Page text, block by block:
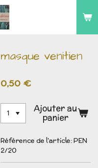
masque venitien
0,50 €
Ajouter au
panier
Référence de l'article:PEN
2/20